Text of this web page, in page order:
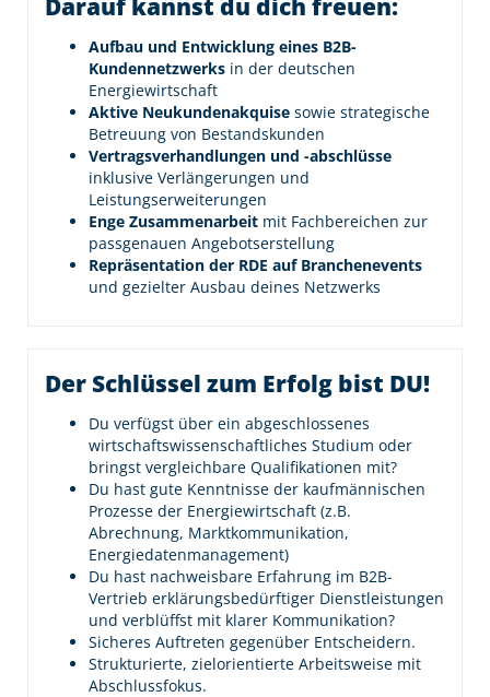
Darauf kannst du dich freuen:
Aufbau und Entwicklung eines B2B-
Kundennetzwerks in der deutschen
Energiewirtschaft
Aktive Neukundenakquise sowie strategische
Betreuung von Bestandskunden
Vertragsverhandlungen und -abschlüsse
inklusive Verlängerungen und
Leistungserweiterungen
Enge Zusammenarbeit mit Fachbereichen zur
passgenauen Angebotserstellung
Repräsentation der RDE auf Branchenevents
und gezielter Ausbau deines Netzwerks
Der Schlüssel zum Erfolg bist DU!
Du verfügst über ein abgeschlossenes
wirtschaftswissenschaftliches Studium oder
bringst vergleichbare Qualifikationen mit?
Du hast gute Kenntnisse der kaufmännischen
Prozesse der Energiewirtschaft (z.B.
Abrechnung, Marktkommunikation,
Energiedatenmanagement)
Du hast nachweisbare Erfahrung im B2B-
Vertrieb erklärungsbedürftiger Dienstleistungen
und verblüffst mit klarer Kommunikation?
Sicheres Auftreten gegenüber Entscheidern.
Strukturierte, zielorientierte Arbeitsweise mit
Abschlussfokus.